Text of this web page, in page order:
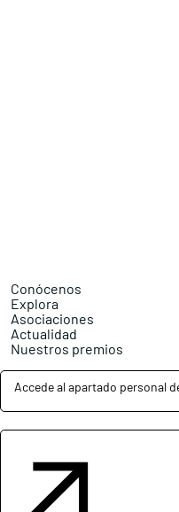
Conócenos
Explora
Asociaciones
Actualidad
Nuestros premios
Accede al apartado personal